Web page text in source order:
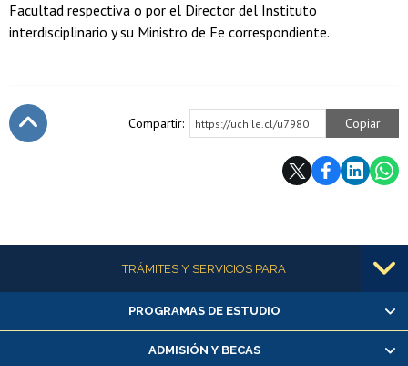
Facultad respectiva o por el Director del Instituto
interdisciplinario y su Ministro de Fe correspondiente.
Compartir: https://uchile.cl/u7980 Copiar
Más informaciónTRÁMITES Y SERVICIOS PARA
Alumnas/os y exalumnas/os
Matrícula en línea
PROGRAMAS DE ESTUDIO
ADMISIÓN Y BECAS